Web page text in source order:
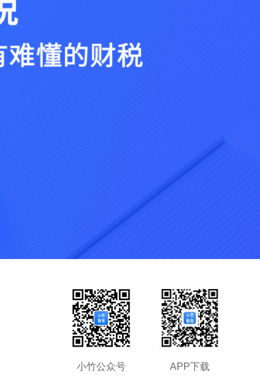
小竹公众号 APP下载